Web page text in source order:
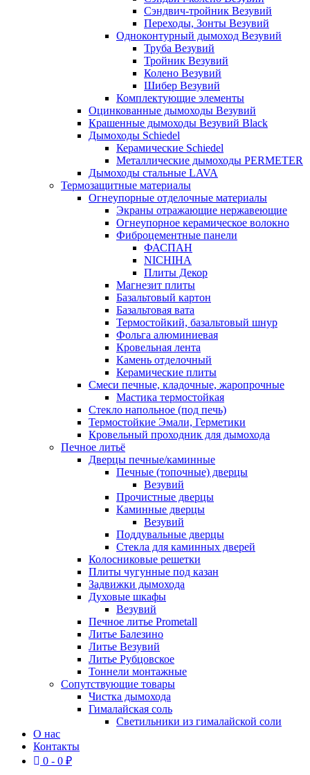
Сэндвич-тройник Везувий
Переходы, Зонты Везувий
Одноконтурный дымоход Везувий
Труба Везувий
Тройник Везувий
Колено Везувий
Шибер Везувий
Комплектующие элементы
Оцинкованные дымоходы Везувий
Крашенные дымоходы Везувий Black
Дымоходы Schiedel
Керамические Schiedel
Металлические дымоходы PERMETER
Дымоходы стальные LAVA
Термозащитные материалы
Огнеупорные отделочные материалы
Экраны отражающие нержавеющие
Огнеупорное керамическое волокно
Фиброцементные панели
ФАСПАН
NICHIHA
Плиты Декор
Магнезит плиты
Базальтовый картон
Базальтовая вата
Термостойкий, базальтовый шнур
Фольга алюминиевая
Кровельная лента
Камень отделочный
Керамические плиты
Смеси печные, кладочные, жаропрочные
Мастика термостойкая
Стекло напольное (под печь)
Термостойкие Эмали, Герметики
Кровельный проходник для дымохода
Печное литьё
Дверцы печные/каминные
Печные (топочные) дверцы
Везувий
Прочистные дверцы
Каминные дверцы
Везувий
Поддувальные дверцы
Стекла для каминных дверей
Колосниковые решетки
Плиты чугунные под казан
Задвижки дымохода
Духовые шкафы
Везувий
Печное литье Prometall
Литье Балезино
Литье Везувий
Литье Рубцовское
Тоннели монтажные
Сопутствующие товары
Чистка дымохода
Гималайская соль
Светильники из гималайской соли
О нас
Контакты
0 - 0 ₽